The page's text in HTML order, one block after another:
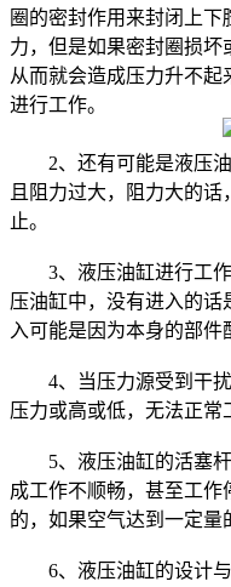
圈的密封作用来封闭上
力，但是如果密封圈损坏
从而就会造成压力升不
进行工作。
2、还有可能是液压油
且阻力过大，阻力大的
止。
3、液压油缸进行工作
压油缸中，没有进入的
入可能是因为本身的部件
4、当压力源受到干扰
压力或高或低，无法正常
5、液压油缸的活塞杆
成工作不顺畅，甚至工作
的，如果空气达到一定量
6、液压油缸的设计与